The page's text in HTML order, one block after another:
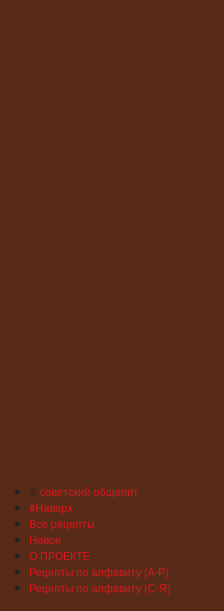
©советский общепит
#Наверх
Все рецепты
Новое
О ПРОЕКТЕ
Рецепты по алфавиту (А-Р)
Рецепты по алфавиту (С-Я)